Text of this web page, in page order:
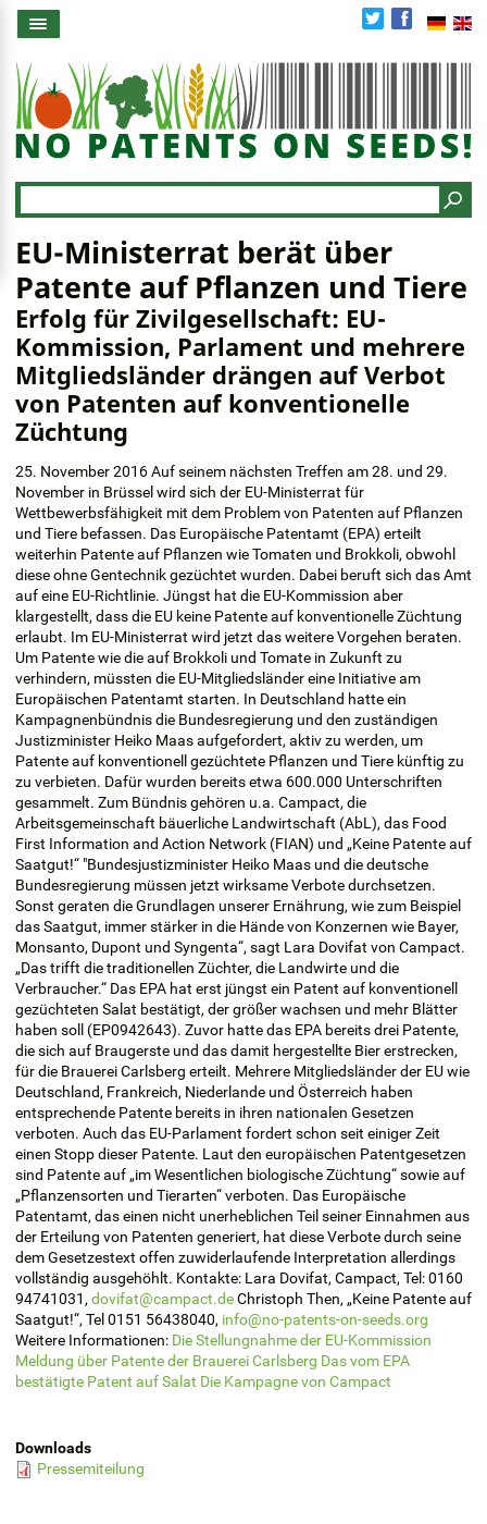
Direkt
EU-Ministerrat berät über
Patente auf Pflanzen und Tiere
Erfolg für Zivilgesellschaft: EU-
Kommission, Parlament und mehrere
Mitgliedsländer drängen auf Verbot
von Patenten auf konventionelle
Züchtung
25. November 2016 Auf seinem nächsten Treffen am 28. und 29.
November in Brüssel wird sich der EU-Ministerrat für
Wettbewerbsfähigkeit mit dem Problem von Patenten auf Pflanzen
und Tiere befassen. Das Europäische Patentamt (EPA) erteilt
weiterhin Patente auf Pflanzen wie Tomaten und Brokkoli, obwohl
diese ohne Gentechnik gezüchtet wurden. Dabei beruft sich das Amt
auf eine EU-Richtlinie. Jüngst hat die EU-Kommission aber
klargestellt, dass die EU keine Patente auf konventionelle Züchtung
erlaubt. Im EU-Ministerrat wird jetzt das weitere Vorgehen beraten.
Um Patente wie die auf Brokkoli und Tomate in Zukunft zu
verhindern, müssten die EU-Mitgliedsländer eine Initiative am
Europäischen Patentamt starten. In Deutschland hatte ein
Kampagnenbündnis die Bundesregierung und den zuständigen
Justizminister Heiko Maas aufgefordert, aktiv zu werden, um
Patente auf konventionell gezüchtete Pflanzen und Tiere künftig zu
zu verbieten. Dafür wurden bereits etwa 600.000 Unterschriften
gesammelt. Zum Bündnis gehören u.a. Campact, die
Arbeitsgemeinschaft bäuerliche Landwirtschaft (AbL), das Food
First Information and Action Network (FIAN) und „Keine Patente auf
Saatgut!“ "Bundesjustizminister Heiko Maas und die deutsche
Bundesregierung müssen jetzt wirksame Verbote durchsetzen.
Sonst geraten die Grundlagen unserer Ernährung, wie zum Beispiel
das Saatgut, immer stärker in die Hände von Konzernen wie Bayer,
Monsanto, Dupont und Syngenta“, sagt Lara Dovifat von Campact.
„Das trifft die traditionellen Züchter, die Landwirte und die
Verbraucher.“ Das EPA hat erst jüngst ein Patent auf konventionell
gezüchteten Salat bestätigt, der größer wachsen und mehr Blätter
haben soll (EP0942643). Zuvor hatte das EPA bereits drei Patente,
die sich auf Braugerste und das damit hergestellte Bier erstrecken,
für die Brauerei Carlsberg erteilt. Mehrere Mitgliedsländer der EU wie
Deutschland, Frankreich, Niederlande und Österreich haben
entsprechende Patente bereits in ihren nationalen Gesetzen
verboten. Auch das EU-Parlament fordert schon seit einiger Zeit
einen Stopp dieser Patente. Laut den europäischen Patentgesetzen
sind Patente auf „im Wesentlichen biologische Züchtung“ sowie auf
„Pflanzensorten und Tierarten“ verboten. Das Europäische
Patentamt, das einen nicht unerheblichen Teil seiner Einnahmen aus
der Erteilung von Patenten generiert, hat diese Verbote durch seine
dem Gesetzestext offen zuwiderlaufende Interpretation allerdings
vollständig ausgehöhlt. Kontakte: Lara Dovifat, Campact, Tel: 0160
94741031, dovifat@campact.deChristoph Then, „Keine Patente auf
Saatgut!“, Tel 0151 56438040, info@no-patents-on-seeds.org
Weitere Informationen: Die Stellungnahme der EU-Kommission
Meldung über Patente der Brauerei Carlsberg Das vom EPA
bestätigte Patent auf Salat Die Kampagne von Campact
Downloads
Pressemiteilung